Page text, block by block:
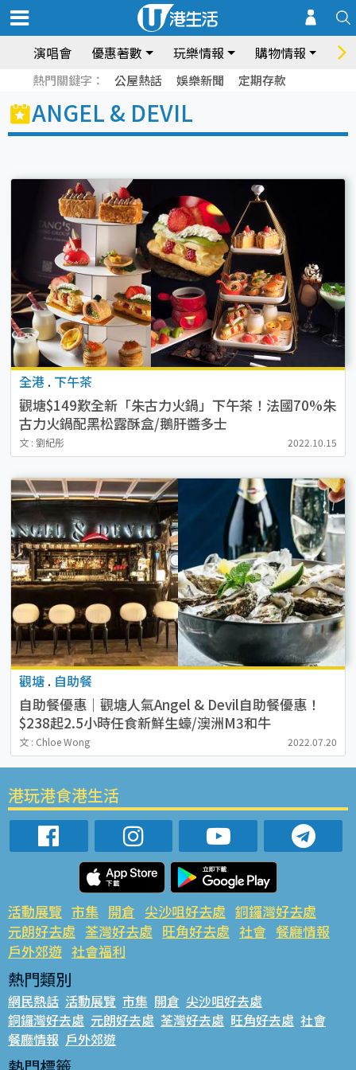
演唱會 優惠著數 玩樂情報 購物情報 飲
熱門關鍵字： 公屋熱話 娛樂新聞 定期存款
ANGEL & DEVIL
全港 . 下午茶
觀塘$149歎全新「朱古力火鍋」下午茶！法國70%朱
古力火鍋配黑松露酥盒/鵝肝醬多士
文 : 劉紀彤 2022.10.15
觀塘 . 自助餐
自助餐優惠｜觀塘人氣Angel & Devil自助餐優惠！
$238起2.5小時任食新鮮生蠔/澳洲M3和牛
文 : Chloe Wong 2022.07.20
港玩港食港生活
活動展覽 市集 開倉 尖沙咀好去處 銅鑼灣好去處
元朗好去處 荃灣好去處 旺角好去處 社會 餐廳情報
戶外郊遊 社會福利
熱門類別
網民熱話 活動展覽 市集 開倉 尖沙咀好去處
銅鑼灣好去處 元朗好去處 荃灣好去處 旺角好去處 社會
餐廳情報 戶外郊遊